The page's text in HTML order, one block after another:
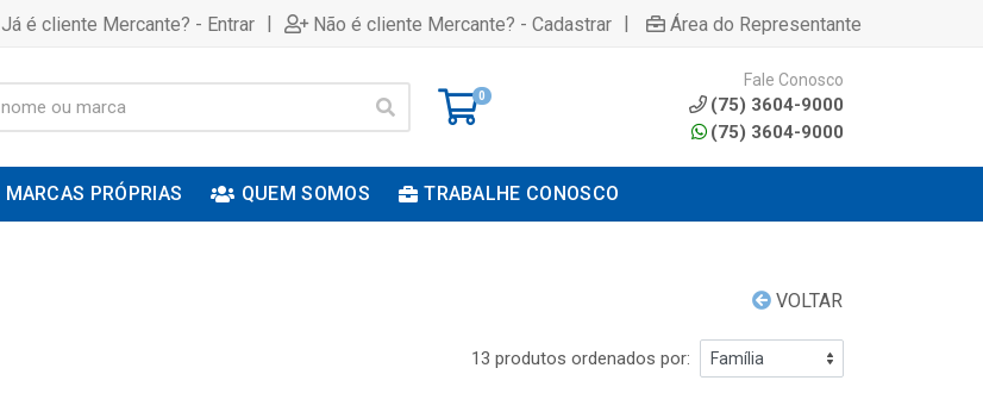
Já é cliente Mercante? - Entrar | Não é cliente Mercante? - Cadastrar | Área do Representante
0
Fale Conosco
(75) 3604-9000
(75) 3604-9000
MARCAS PRÓPRIAS QUEM SOMOS TRABALHE CONOSCO
VOLTAR
13 produtos ordenados por: